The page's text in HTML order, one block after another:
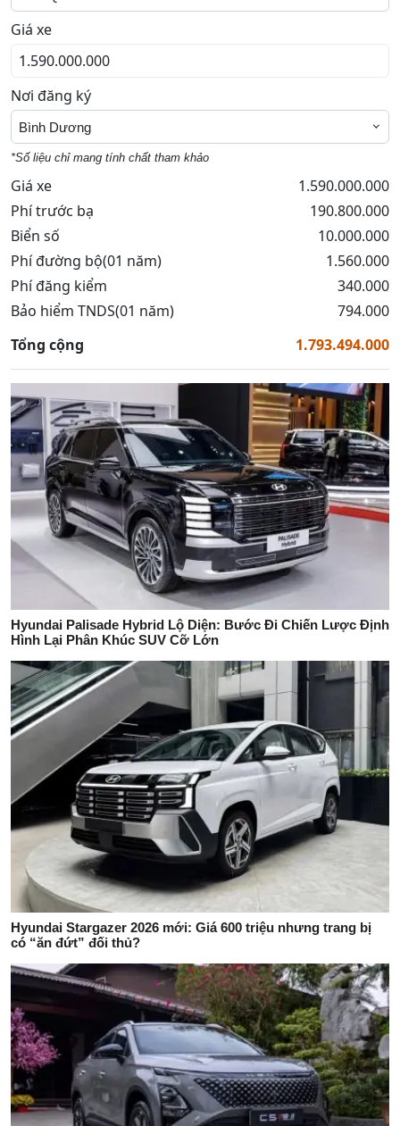
Giá xe
Nơi đăng ký
Bình Dương
*Số liệu chỉ mang tính chất tham khảo
Giá xe
1.590.000.000
Phí trước bạ
190.800.000
Biển số
10.000.000
Phí đường bộ(01 năm)
1.560.000
Phí đăng kiểm
340.000
Bảo hiểm TNDS(01 năm)
794.000
Tổng cộng
1.793.494.000
Hyundai Palisade Hybrid Lộ Diện: Bước Đi Chiến Lược Định
Hình Lại Phân Khúc SUV Cỡ Lớn
Hyundai Stargazer 2026 mới: Giá 600 triệu nhưng trang bị
có “ăn đứt” đối thủ?